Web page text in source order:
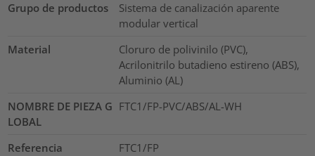
Grupo de productos
Sistema de canalización aparente
modular vertical
Material
Cloruro de polivinilo (PVC),
Acrilonitrilo butadieno estireno (ABS),
Aluminio (AL)
NOMBRE DE PIEZA G
LOBAL
FTC1/FP-PVC/ABS/AL-WH
Referencia FTC1/FP